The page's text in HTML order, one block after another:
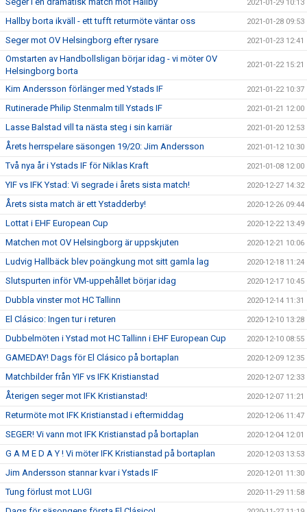
2021-01-29 10:13
Hallby borta ikväll - ett tufft returmöte väntar oss 2021-01-28 09:53
Seger mot OV Helsingborg efter rysare 2021-01-23 12:41
Omstarten av Handbollsligan börjar idag - vi möter OV
Helsingborg borta
2021-01-22 15:21
Kim Andersson förlänger med Ystads IF 2021-01-22 10:37
Rutinerade Philip Stenmalm till Ystads IF 2021-01-21 12:00
Lasse Balstad vill ta nästa steg i sin karriär 2021-01-20 12:53
Årets herrspelare säsongen 19/20: Jim Andersson 2021-01-12 10:30
Två nya år i Ystads IF för Niklas Kraft 2021-01-08 12:00
YIF vs IFK Ystad: Vi segrade i årets sista match! 2020-12-27 14:32
Årets sista match är ett Ystadderby! 2020-12-26 09:44
Lottat i EHF European Cup 2020-12-22 13:49
Matchen mot OV Helsingborg är uppskjuten 2020-12-21 10:06
Ludvig Hallbäck blev poängkung mot sitt gamla lag 2020-12-18 11:24
Slutspurten inför VM-uppehållet börjar idag 2020-12-17 10:45
Dubbla vinster mot HC Tallinn 2020-12-14 11:31
El Clásico: Ingen tur i returen 2020-12-10 13:28
Dubbelmöten i Ystad mot HC Tallinn i EHF European Cup 2020-12-10 08:55
GAMEDAY! Dags för El Clásico på bortaplan 2020-12-09 12:35
Matchbilder från YIF vs IFK Kristianstad 2020-12-07 12:33
Återigen seger mot IFK Kristianstad! 2020-12-07 11:21
Returmöte mot IFK Kristianstad i eftermiddag 2020-12-06 11:47
SEGER! Vi vann mot IFK Kristianstad på bortaplan 2020-12-04 12:01
G A M E D A Y ! Vi möter IFK Kristianstad på bortaplan 2020-12-03 13:53
Jim Andersson stannar kvar i Ystads IF 2020-12-01 11:30
Tung förlust mot LUGI 2020-11-29 11:58